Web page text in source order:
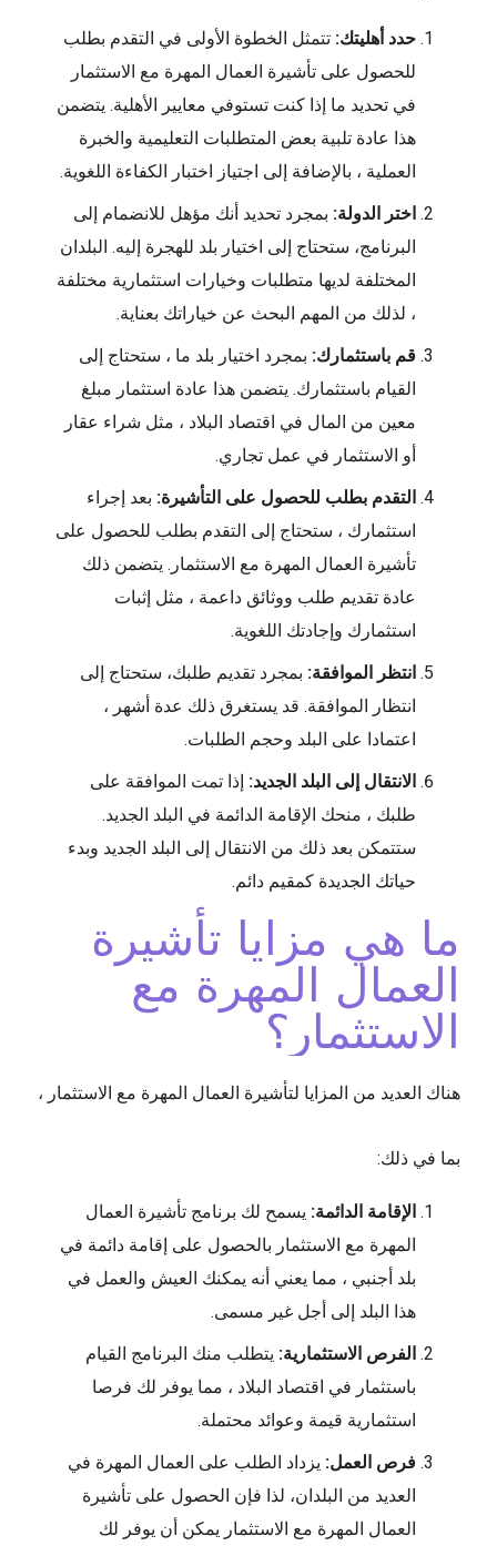
حدد أهليتك: تتمثل الخطوة الأولى في التقدم بطلب
للحصول على تأشيرة العمال المهرة مع الاستثمار
في تحديد ما إذا كنت تستوفي معايير الأهلية. يتضمن
هذا عادة تلبية بعض المتطلبات التعليمية والخبرة
العملية ، بالإضافة إلى اجتياز اختبار الكفاءة اللغوية.
اختر الدولة: بمجرد تحديد أنك مؤهل للانضمام إلى
البرنامج، ستحتاج إلى اختيار بلد للهجرة إليه. البلدان
المختلفة لديها متطلبات وخيارات استثمارية مختلفة
، لذلك من المهم البحث عن خياراتك بعناية.
قم باستثمارك: بمجرد اختيار بلد ما ، ستحتاج إلى
القيام باستثمارك. يتضمن هذا عادة استثمار مبلغ
معين من المال في اقتصاد البلاد ، مثل شراء عقار
أو الاستثمار في عمل تجاري.
التقدم بطلب للحصول على التأشيرة: بعد إجراء
استثمارك ، ستحتاج إلى التقدم بطلب للحصول على
تأشيرة العمال المهرة مع الاستثمار. يتضمن ذلك
عادة تقديم طلب ووثائق داعمة ، مثل إثبات
استثمارك وإجادتك اللغوية.
انتظر الموافقة: بمجرد تقديم طلبك، ستحتاج إلى
انتظار الموافقة. قد يستغرق ذلك عدة أشهر ،
اعتمادا على البلد وحجم الطلبات.
الانتقال إلى البلد الجديد: إذا تمت الموافقة على
طلبك ، منحك الإقامة الدائمة في البلد الجديد.
ستتمكن بعد ذلك من الانتقال إلى البلد الجديد وبدء
حياتك الجديدة كمقيم دائم.
ما هي مزايا تأشيرة
العمال المهرة مع
الاستثمار؟
هناك العديد من المزايا لتأشيرة العمال المهرة مع الاستثمار ،
بما في ذلك:
الإقامة الدائمة: يسمح لك برنامج تأشيرة العمال
المهرة مع الاستثمار بالحصول على إقامة دائمة في
بلد أجنبي ، مما يعني أنه يمكنك العيش والعمل في
هذا البلد إلى أجل غير مسمى.
الفرص الاستثمارية: يتطلب منك البرنامج القيام
باستثمار في اقتصاد البلاد ، مما يوفر لك فرصا
استثمارية قيمة وعوائد محتملة.
فرص العمل: يزداد الطلب على العمال المهرة في
العديد من البلدان، لذا فإن الحصول على تأشيرة
العمال المهرة مع الاستثمار يمكن أن يوفر لك